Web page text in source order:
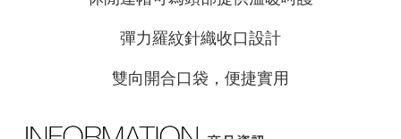
彈力羅紋針織收口設計
雙向開合口袋，便捷實用